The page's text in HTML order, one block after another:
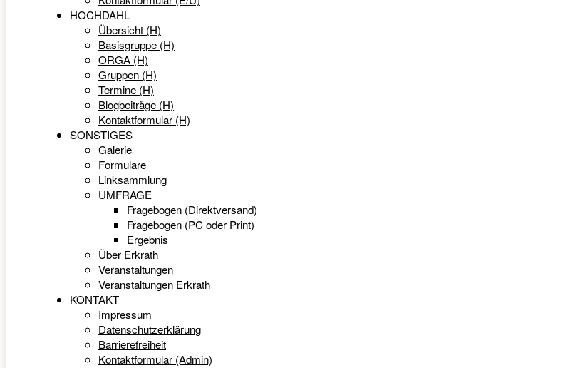
HOCHDAHL
Übersicht (H)
Basisgruppe (H)
ORGA (H)
Gruppen (H)
Termine (H)
Blogbeiträge (H)
Kontaktformular (H)
SONSTIGES
Galerie
Formulare
Linksammlung
UMFRAGE
Fragebogen (Direktversand)
Fragebogen (PC oder Print)
Ergebnis
Über Erkrath
Veranstaltungen
Veranstaltungen Erkrath
KONTAKT
Impressum
Datenschutzerklärung
Barrierefreiheit
Kontaktformular (Admin)